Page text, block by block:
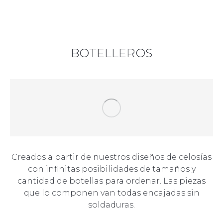
BOTELLEROS
Creados a partir de nuestros diseños de celosías
con infinitas posibilidades de tamaños y
cantidad de botellas para ordenar. Las piezas
que lo componen van todas encajadas sin
soldaduras.